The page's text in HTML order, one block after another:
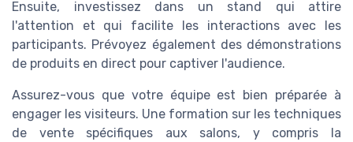
Ensuite, investissez dans un stand qui attire
l'attention et qui facilite les interactions avec les
participants. Prévoyez également des démonstrations
de produits en direct pour captiver l'audience.
Assurez-vous que votre équipe est bien préparée à
engager les visiteurs. Une formation sur les techniques
de vente spécifiques aux salons, y compris la